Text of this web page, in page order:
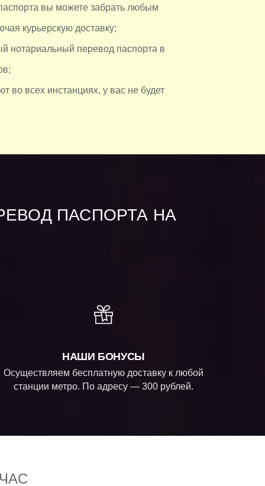
вы можете забрать любым
курьерскую доставку;
нотариальный перевод паспорта в
во всех инстанциях, у вас не будет
ПАСПОРТА НА
НАШИ БОНУСЫ
Осуществляем бесплатную доставку к любой
станции метро. По адресу — 300 рублей.